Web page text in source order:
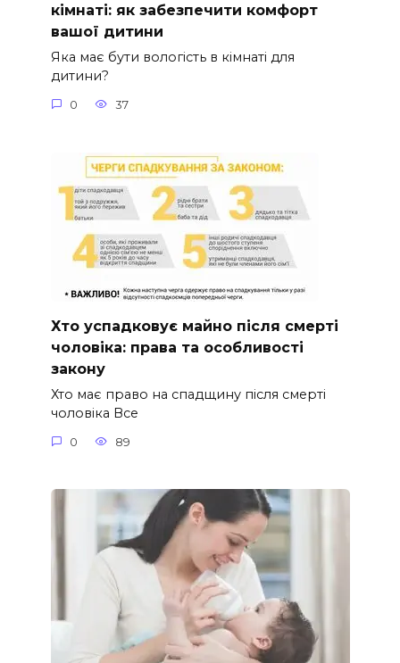
кімнаті: як забезпечити комфорт
вашої дитини
Яка має бути вологість в кімнаті для
дитини?
0 37
Хто успадковує майно після смерті
чоловіка: права та особливості
закону
Хто має право на спадщину після смерті
чоловіка Все
0 89